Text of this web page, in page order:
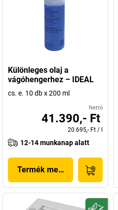
Különleges olaj a
vágóhengerhez – IDEAL
cs. e. 10 db x 200 ml
Nettó
41.390,- Ft
20.695,- Ft / l
12-14 munkanap alatt
Termék megjelenítése